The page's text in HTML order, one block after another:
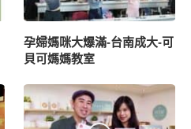
孕婦媽咪大爆滿-台南成大-可
貝可媽媽教室